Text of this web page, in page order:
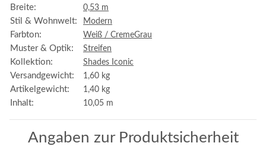
Breite: 0,53 m
Stil & Wohnwelt: Modern
Farbton: Weiß / CremeGrau
Muster & Optik: Streifen
Kollektion: Shades Iconic
Versandgewicht: 1,60 kg
Artikelgewicht: 1,40 kg
Inhalt: 10,05 m
Angaben zur Produktsicherheit